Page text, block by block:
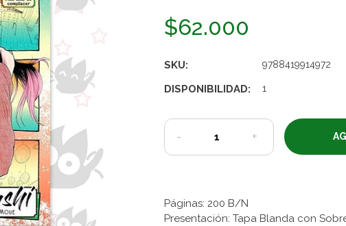
$62.000
SKU: 9788419914972
DISPONIBILIDAD: 1
- +
Páginas: 200 B/N
Presentación: Tapa Blanda con